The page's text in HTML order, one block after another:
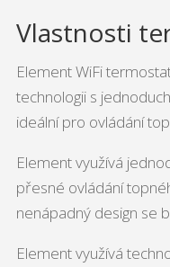
Vlastnosti
Element WiFi
technologii s
ideální pro ovládání
Element využívá
přesné ovládání
nenápadný design se
Element využívá